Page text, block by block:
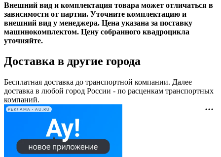
Внешний вид и комплектация товара может отличаться в
зависимости от партии. Уточните комплектацию и
внешний вид у менеджера.​ Цена указана за поставку
машинокомплектом. Цену собранного квадроцикла
уточняйте.
Доставка в другие города
Бесплатная доставка до транспортной компании. Далее
доставка в любой город России - по расценкам транспортных
компаний.
РЕКЛАМА • AU.RU